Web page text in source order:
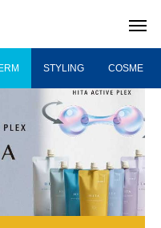
STYLING COSME